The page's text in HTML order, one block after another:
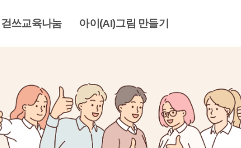
쓰교육나눔 아이(AI)그림 만들기